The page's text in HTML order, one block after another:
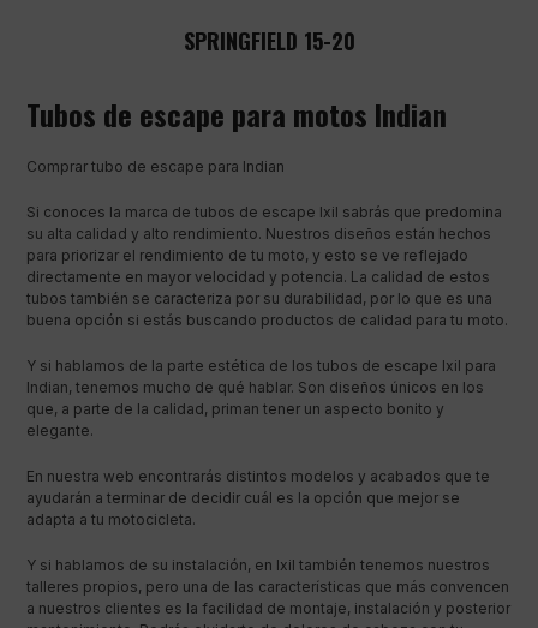
SPRINGFIELD 15-20
Tubos de escape para motos Indian
Comprar tubo de escape para Indian
Si conoces la marca de tubos de escape Ixil sabrás que predomina
su alta calidad y alto rendimiento. Nuestros diseños están hechos
para priorizar el rendimiento de tu moto, y esto se ve reflejado
directamente en mayor velocidad y potencia. La calidad de estos
tubos también se caracteriza por su durabilidad, por lo que es una
buena opción si estás buscando productos de calidad para tu moto.
Y si hablamos de la parte estética de los tubos de escape Ixil para
Indian, tenemos mucho de qué hablar. Son diseños únicos en los
que, a parte de la calidad, priman tener un aspecto bonito y
elegante.
En nuestra web encontrarás distintos modelos y acabados que te
ayudarán a terminar de decidir cuál es la opción que mejor se
adapta a tu motocicleta.
Y si hablamos de su instalación, en Ixil también tenemos nuestros
talleres propios, pero una de las características que más convencen
a nuestros clientes es la facilidad de montaje, instalación y posterior